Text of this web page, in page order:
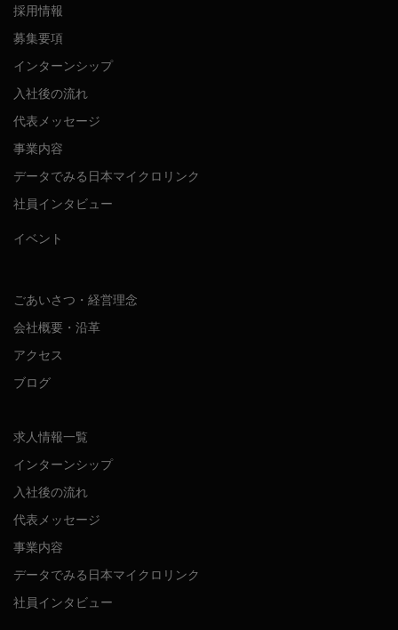
採用情報
募集要項
インターンシップ
入社後の流れ
代表メッセージ
事業内容
データでみる日本マイクロリンク
社員インタビュー
イベント
ごあいさつ・経営理念
会社概要・沿革
アクセス
ブログ
求人情報一覧
インターンシップ
入社後の流れ
代表メッセージ
事業内容
データでみる日本マイクロリンク
社員インタビュー